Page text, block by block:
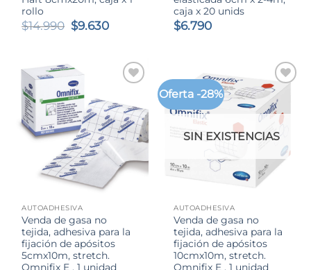
rollo
$14.990 El
$14.990.
$9.630El
$9.630.
caja x 20 unids
$6.790
AUTOADHESIVA
Venda de gasa no
tejida, adhesiva para la
fijación de apósitos
5cmx10m, stretch.
Omnifix E , 1 unidad
Oferta -28%
SIN EXISTENCIAS
AUTOADHESIVA
Venda de gasa no
tejida, adhesiva para la
fijación de apósitos
10cmx10m, stretch.
Omnifix E , 1 unidad